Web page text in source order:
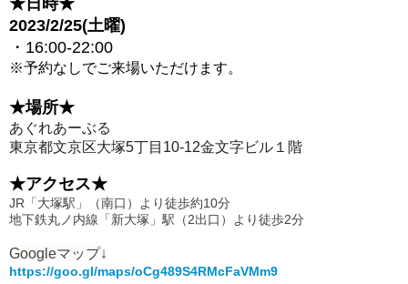
2023/2/25(土曜)
・16:00-22:00
※予約なしでご来場いただけます。
★場所★
あぐれあーぶる
東京都文京区大塚5丁目10-12金文字ビル１階
★アクセス★
JR「大塚駅」（南口）より徒歩約10分
地下鉄丸ノ内線「新大塚」駅（2出口）より徒歩2分
Googleマップ↓
https://goo.gl/maps/oCg489S4RMcFaVMm9